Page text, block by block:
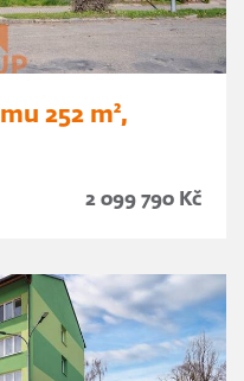
252 m²,
2 099 790 Kč